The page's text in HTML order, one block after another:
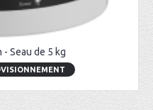
Seau de 5 kg